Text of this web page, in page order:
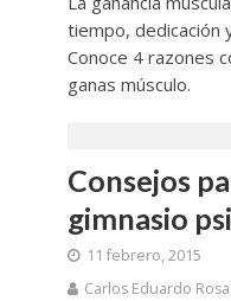
tiempo, dedicación
Conoce 4 razones
ganas músculo.
Consejos
gimnasio
11 febrero, 2015
Carlos Eduardo